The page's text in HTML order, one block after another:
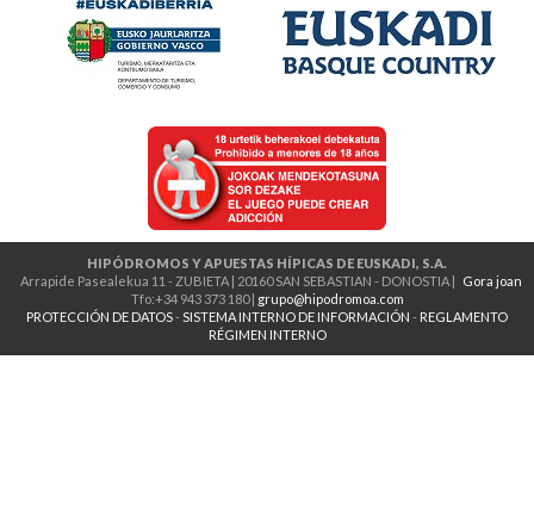
HIPÓDROMOS Y APUESTAS HÍPICAS DE EUSKADI, S.A.
Gora joan
Arrapide Pasealekua 11 - ZUBIETA | 20160 SAN SEBASTIAN - DONOSTIA |
Tfo:+34 943 373 180 | grupo@hipodromoa.com
PROTECCIÓN DE DATOS-SISTEMA INTERNO DE INFORMACIÓN - REGLAMENTO
RÉGIMEN INTERNO